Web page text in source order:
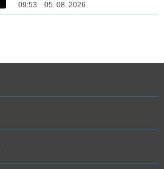
09:53 05. 08. 2026